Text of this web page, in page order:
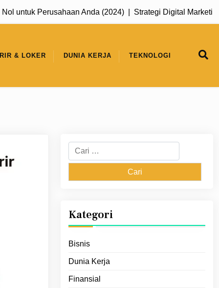
Perusahaan Anda (2024) |Strategi Digital Marketing
& LOKER DUNIA KERJA TEKNOLOGI
Cari
untuk:
Kategori
Bisnis
Dunia Kerja
Finansial